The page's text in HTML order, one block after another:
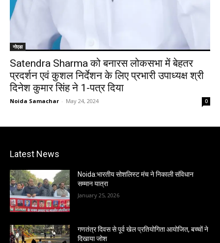
नोएडा
Satendra Sharma को बनारस लोकसभा में बेहतर
प्रदर्शन एवं कुशल निर्देशन के लिए प्रभारी उपाध्यक्ष श्री
दिनेश कुमार सिंह ने 1-पत्र दिया
Noida Samachar - May 24, 2024 0
Latest News
Noida:भारतीय सोशलिस्ट मंच ने निकाली संविधान
सम्मान यात्रा
January 25, 2026
गणतंत्र दिवस से पूर्व खेल प्रतियोगिता आयोजित, बच्चों ने
दिखाया जोश